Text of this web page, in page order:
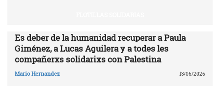
Es deber de la humanidad recuperar a Paula
Giménez, a Lucas Aguilera y a todes les
compañerxs solidarixs con Palestina
Mario Hernandez 13/06/2026